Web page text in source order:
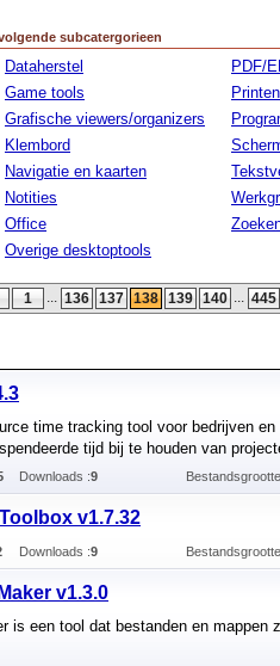
subcatergorieen
Dataherstel
Game tools
Grafische viewers/organizers
Klembord
Navigatie en kaarten
Notities
Office
Overige desktoptools
PDF/
Printen
1 ... 136 137 138 139 140 ... 445
time tracking tool voor bedrijven
tijd bij te houden van
Downloads :9
v1.7.32
Downloads :9
v1.3.0
is een tool dat bestanden en mappen